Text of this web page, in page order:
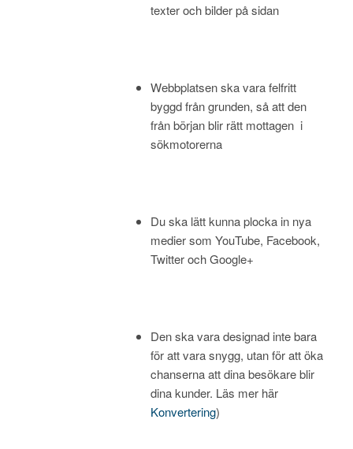
texter och bilder på sidan
Webbplatsen ska vara felfritt
byggd från grunden, så att den
från början blir rätt mottagen i
sökmotorerna
Du ska lätt kunna plocka in nya
medier som YouTube, Facebook,
Twitter och Google+
Den ska vara designad inte bara
för att vara snygg, utan för att öka
chanserna att dina besökare blir
dina kunder. Läs mer här
Konvertering)